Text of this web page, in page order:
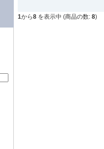
1から8 を表示中 (商品の数: 8)